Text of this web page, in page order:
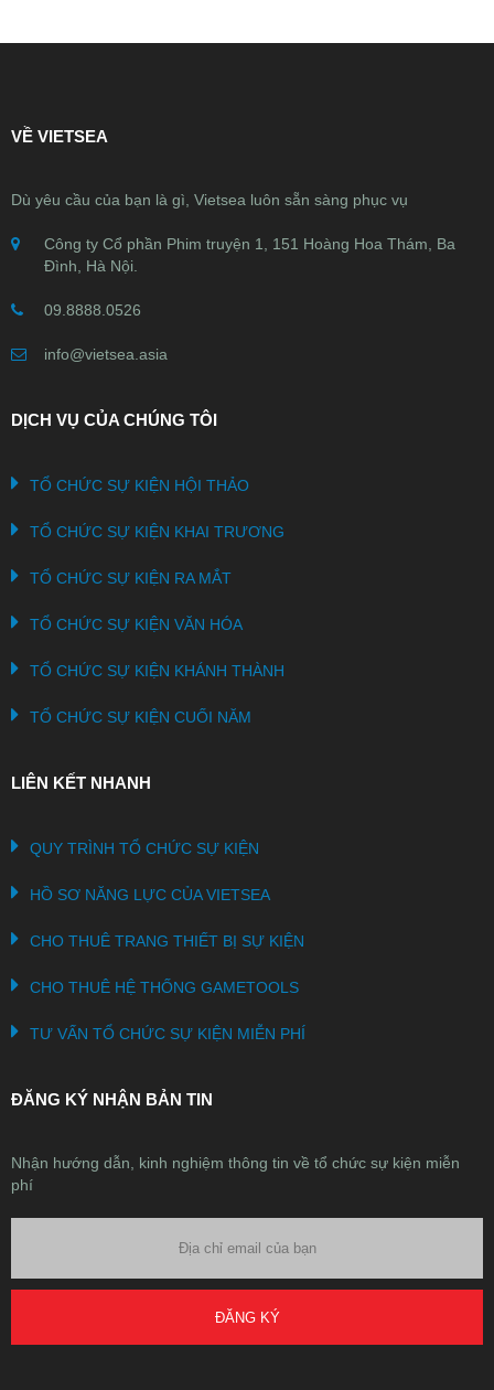
VỀ VIETSEA
Dù yêu cầu của bạn là gì, Vietsea luôn sẵn sàng phục vụ
Công ty Cổ phần Phim truyện 1, 151 Hoàng Hoa Thám, Ba
Đình, Hà Nội.
09.8888.0526
info@vietsea.asia
DỊCH VỤ CỦA CHÚNG TÔI
TỔ CHỨC SỰ KIỆN HỘI THẢO
TỔ CHỨC SỰ KIỆN KHAI TRƯƠNG
TỔ CHỨC SỰ KIỆN RA MẮT
TỔ CHỨC SỰ KIỆN VĂN HÓA
TỔ CHỨC SỰ KIỆN KHÁNH THÀNH
TỔ CHỨC SỰ KIỆN CUỐI NĂM
LIÊN KẾT NHANH
QUY TRÌNH TỔ CHỨC SỰ KIỆN
HỒ SƠ NĂNG LỰC CỦA VIETSEA
CHO THUÊ TRANG THIẾT BỊ SỰ KIỆN
CHO THUÊ HỆ THỐNG GAMETOOLS
TƯ VẤN TỔ CHỨC SỰ KIỆN MIỄN PHÍ
ĐĂNG KÝ NHẬN BẢN TIN
Nhận hướng dẫn, kinh nghiệm thông tin về tổ chức sự kiện miễn
phí
ĐĂNG KÝ